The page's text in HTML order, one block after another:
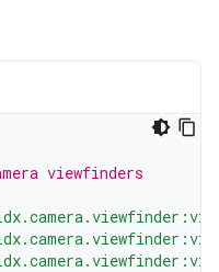
viewfinders